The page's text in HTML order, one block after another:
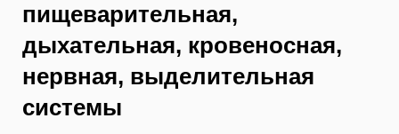
пищеварительная,
дыхательная, кровеносная,
нервная, выделительная
системы